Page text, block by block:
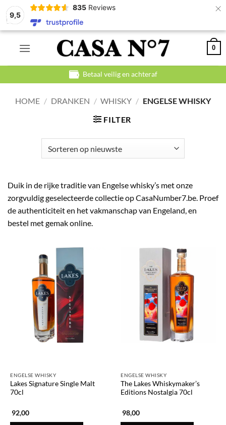
9,5
835 Reviews ×
Ga
0
Betaal veilig en achteraf
HOME / DRANKEN / WHISKY / ENGELSE WHISKY
FILTER
Duik in de rijke traditie van Engelse whisky’s met onze
zorgvuldig geselecteerde collectie op CasaNumber7.be. Proef
de authenticiteit en het vakmanschap van Engeland, en
bestel met gemak online.
ENGELSE WHISKY
Lakes Signature Single Malt
70cl
92,00
ENGELSE WHISKY
The Lakes Whiskymaker’s
Editions Nostalgia 70cl
98,00